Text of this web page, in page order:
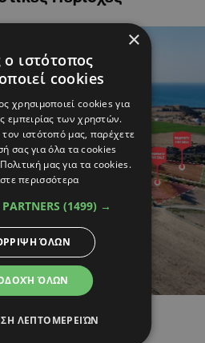
στην Αλαμινό,
×
ιστότοπος
cookies
χρησιμοποιεί cookies για
εμπειρίας των χρηστών.
ιστότοπό μας, παρέχετε
σας για όλα τα cookies
μας για τα cookies.
περισσότερα
(1499) →
ΌΛΩΝ
ΌΛΩΝ
ΛΕΠΤΟΜΕΡΕΙΏΝ